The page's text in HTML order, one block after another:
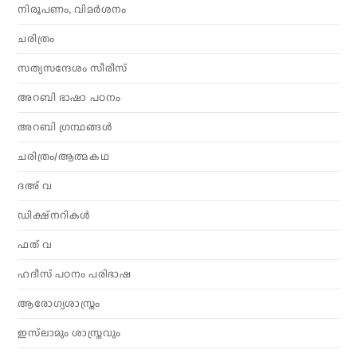
നിരൂപണം, വിമര്‍ശനം
ചരിത്രം
സത്യസന്ദേശം സീരീസ്
അറബി ഭാഷാ പഠനം
അറബി ഗ്രന്ഥങ്ങൾ
ചരിത്രം/ആത്മകഥ
ദഅ് വ
ഡിക്ഷ്നറികൾ
ഫത് വ
ഹദീസ് പഠനം പരിഭാഷ
ആരോഗ്യശാസ്ത്രം
ഇസ്‌ലാമും ശാസ്ത്രവും